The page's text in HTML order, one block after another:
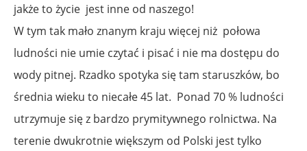
jakże to życie jest inne od naszego!
W tym tak mało znanym kraju więcej niż połowa
ludności nie umie czytać i pisać i nie ma dostępu do
wody pitnej. Rzadko spotyka się tam staruszków, bo
średnia wieku to niecałe 45 lat. Ponad 70 % ludności
utrzymuje się z bardzo prymitywnego rolnictwa. Na
terenie dwukrotnie większym od Polski jest tylko